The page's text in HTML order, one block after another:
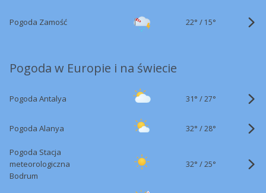
Pogoda Zamość 22° / 15°
Pogoda w Europie i na świecie
Pogoda Antalya 31° /27°
Pogoda Alanya 32° /28°
Pogoda Stacja
meteorologiczna
Bodrum
32° /25°